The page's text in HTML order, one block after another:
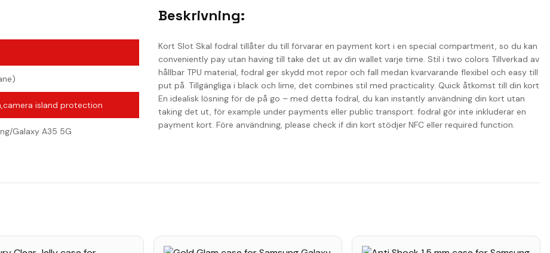
island protection
Galaxy A35 5G
Beskrivning:
Kort Slot Skal fodral tillåter du till förvarar en payment kort i en special compartment, so du kan
conveniently pay utan having till take det ut av din wallet varje time. Stil i two colors Tillverkad av
hållbar TPU material, fodral ger skydd mot repor och fall medan kvarvarande flexibel och easy till
put på. Tillgängliga i black och lime, det combines stil med practicality. Quick åtkomst till din kort
En idealisk lösning för de på go – med detta fodral, du kan instantly användning din kort utan
taking det ut, för example under payments eller public transport. fodral gör inte inkluderar en
payment kort. Före användning, please check if din kort stödjer NFC eller required function.